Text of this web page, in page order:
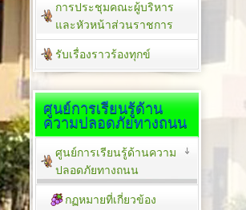
การประชุมคณะผู้บริหาร
และหัวหน้าส่วนราชการ
รับเรื่องราวร้องทุกข์
ศูนย์การเรียนรู้ด้าน
ความปลอดภัยทางถนน
ศูนย์การเรียนรู้ด้านความ
ปลอดภัยทางถนน
กฏหมายที่เกี่ยวข้อง